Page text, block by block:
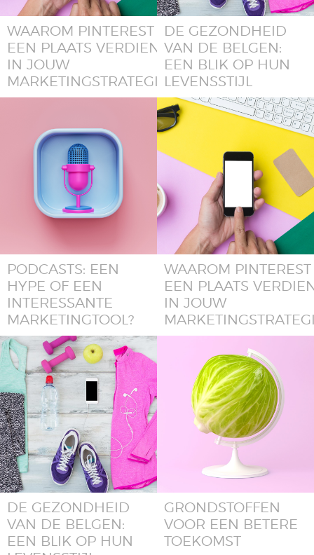
WAAROM PINTEREST
EEN PLAATS VERDIENT
IN JOUW
MARKETINGSTRATEGIE
DE GEZONDHEID
VAN DE BELGEN:
EEN BLIK OP HUN
LEVENSSTIJL
PODCASTS: EEN
HYPE OF EEN
INTERESSANTE
MARKETINGTOOL?
WAAROM PINTEREST
EEN PLAATS
IN JOUW
DE GEZONDHEID
VAN DE BELGEN:
EEN BLIK OP HUN
GRONDSTOFFEN
VOOR EEN BETERE
TOEKOMST